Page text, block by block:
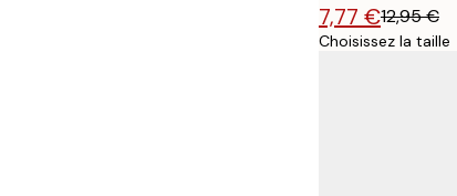
7,77 €12,95 €
Choisissez la taille